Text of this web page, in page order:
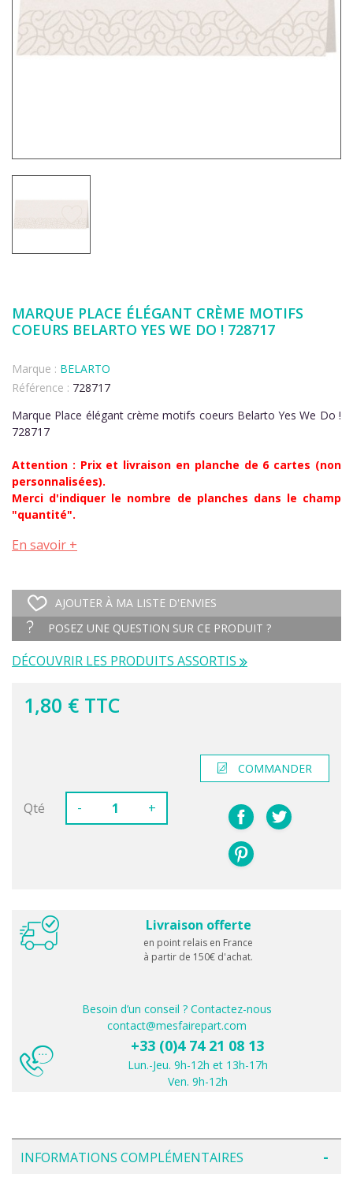
MARQUE PLACE ÉLÉGANT CRÈME MOTIFS
COEURS BELARTO YES WE DO ! 728717
Marque : BELARTO
Référence : 728717
Marque Place élégant crème motifs coeurs Belarto Yes We Do !
728717
Attention : Prix et livraison en planche de 6 cartes (non
personnalisées).
Merci d'indiquer le nombre de planches dans le champ
"quantité".
En savoir +
AJOUTER À MA LISTE D'ENVIES
POSEZ UNE QUESTION SUR CE PRODUIT ?
DÉCOUVRIR LES PRODUITS ASSORTIS
1,80 € TTC
Qté - +
COMMANDER
Livraison offerte
en point relais en France
à partir de 150€ d'achat.
Besoin d’un conseil ? Contactez-nous
contact@mesfairepart.com
+33 (0)4 74 21 08 13
Lun.-Jeu. 9h-12h et 13h-17h
Ven. 9h-12h
INFORMATIONS COMPLÉMENTAIRES